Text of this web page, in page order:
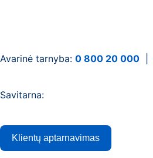
Avarinė tarnyba: 0 800 20 000
Savitarna:
Klientų aptarnavimas